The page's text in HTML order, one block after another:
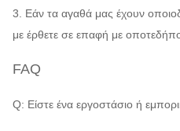
3. Εάν τα αγαθά μας έχουν
με έρθετε σε επαφή με
FAQ
Q: Είστε ένα εργοστάσιο ή